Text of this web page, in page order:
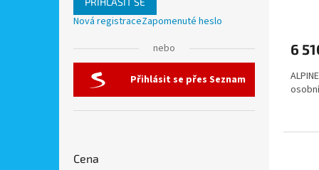
Nová registraceZapomenuté heslo
nebo
Přihlásit se přes Seznam
Cena
6